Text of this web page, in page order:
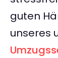
guten
unseres